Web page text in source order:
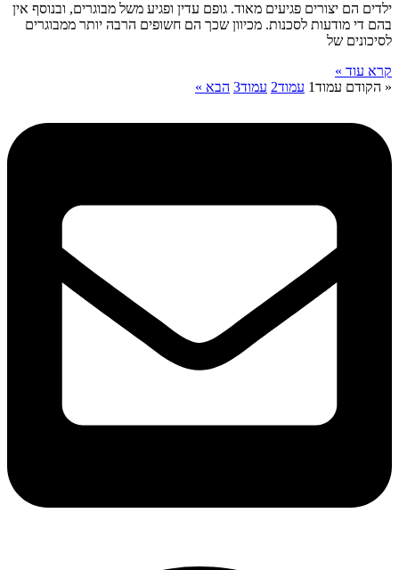
ילדים הם יצורים פגיעים מאוד. גופם עדין ופגיע משל מבוגרים, ובנוסף אין
בהם די מודעות לסכנות. מכיוון שכך הם חשופים הרבה יותר ממבוגרים
לסיכונים של
קרא עוד »
« הקודם עמוד1 עמוד2 עמוד3 הבא »